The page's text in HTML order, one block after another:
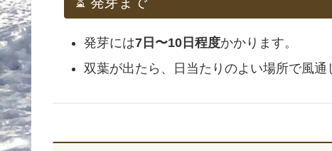
発芽には7日〜10日程度かかります。
双葉が出たら、日当たりのよい場所で風通